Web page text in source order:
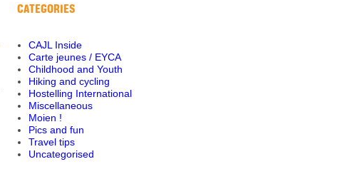
CATEGORIES
CAJL Inside
Carte jeunes / EYCA
Childhood and Youth
Hiking and cycling
Hostelling International
Miscellaneous
Moien !
Pics and fun
Travel tips
Uncategorised